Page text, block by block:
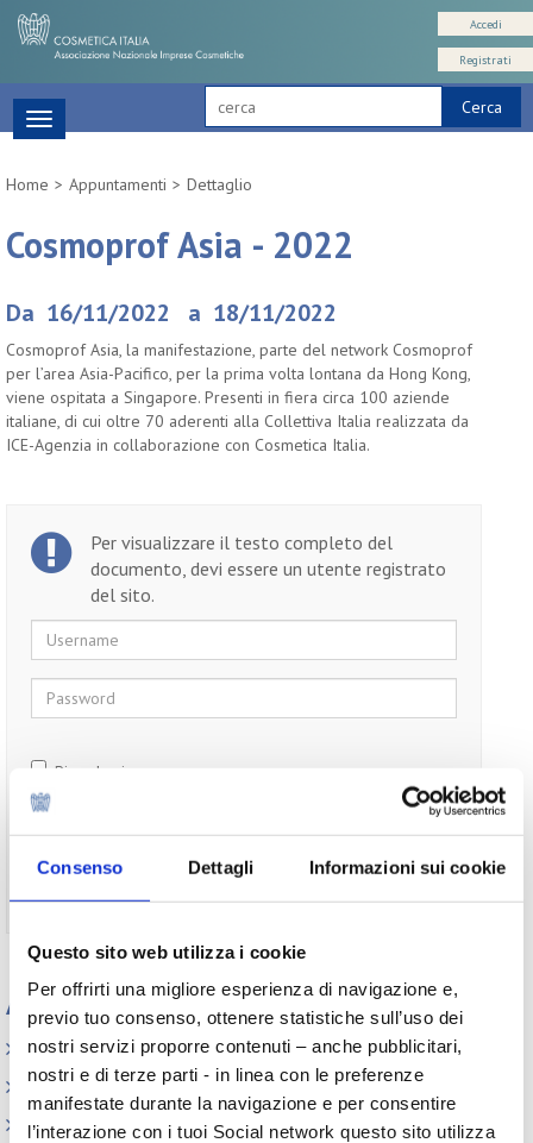
Consenso Dettagli Informazioni sui cookie
Questo sito web utilizza i cookie
Per offrirti una migliore esperienza di navigazione e,
previo tuo consenso, ottenere statistiche sull’uso dei
nostri servizi proporre contenuti – anche pubblicitari,
nostri e di terze parti - in linea con le preferenze
manifestate durante la navigazione e per consentire
l’interazione con i tuoi Social network questo sito utilizza
Cerca
Accedi
Registrati
Toggle
navigation
Home
Appuntamenti Dettaglio
Cosmoprof Asia - 2022
Da 16/11/2022 a 18/11/2022
Cosmoprof Asia, la manifestazione, parte del network Cosmoprof
per l’area Asia-Pacifico, per la prima volta lontana da Hong Kong,
viene ospitata a Singapore. Presenti in fiera circa 100 aziende
italiane, di cui oltre 70 aderenti alla Collettiva Italia realizzata da
ICE-Agenzia in collaborazione con Cosmetica Italia.
Per visualizzare il testo completo del
documento, devi essere un utente registrato
del sito.
Username
Password
Ricordami
Non ti sei ancora registrato?Registrati
Appuntamenti
Elenco Completo
Assemblea
Convegno tecnico internazionale